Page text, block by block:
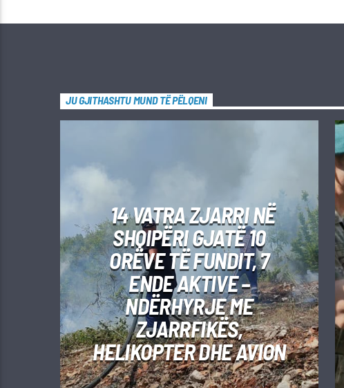
JU GJITHASHTU MUND TË PËLQENI
14 VATRA ZJARRI NË
SHQIPËRI GJATË 10
ORËVE TË FUNDIT, 7
ENDE AKTIVE –
NDËRHYRJE ME
ZJARRFIKËS,
HELIKOPTER DHE AVION